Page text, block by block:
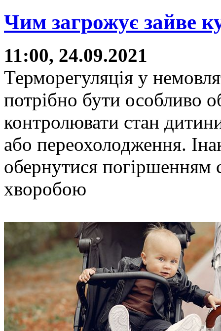
Чим загрожує зайве
11:00, 24.09.2021
Терморегуляція у
потрібно бути особливо
контролювати стан
або переохолодження.
обернутися
хворобою